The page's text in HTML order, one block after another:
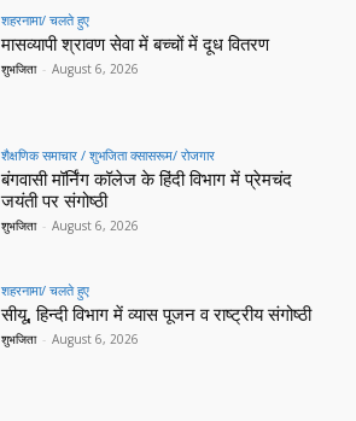
शहरनामा/ चलते हुए
मासव्यापी श्रावण सेवा में बच्चों में दूध वितरण
शुभजिता - August 6, 2026
शैक्षणिक समाचार / शुभजिता क्सासरूम/ रोजगार
बंगवासी मॉर्निंग कॉलेज के हिंदी विभाग में प्रेमचंद
जयंती पर संगोष्ठी
शुभजिता - August 6, 2026
शहरनामा/ चलते हुए
सीयू, हिन्दी विभाग में व्यास पूजन व राष्ट्रीय संगोष्ठी
शुभजिता - August 6, 2026